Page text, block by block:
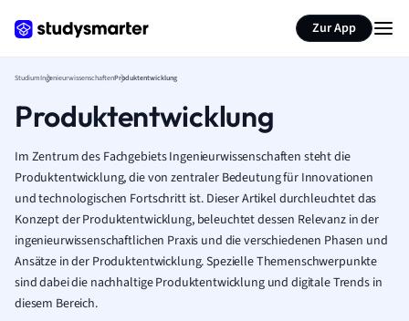
Zur App
StudiumIngenieurwissenschaftenProduktentwicklung
Produktentwicklung
Im Zentrum des Fachgebiets Ingenieurwissenschaften steht die
Produktentwicklung, die von zentraler Bedeutung für Innovationen
und technologischen Fortschritt ist. Dieser Artikel durchleuchtet das
Konzept der Produktentwicklung, beleuchtet dessen Relevanz in der
ingenieurwissenschaftlichen Praxis und die verschiedenen Phasen und
Ansätze in der Produktentwicklung. Spezielle Themenschwerpunkte
sind dabei die nachhaltige Produktentwicklung und digitale Trends in
diesem Bereich.